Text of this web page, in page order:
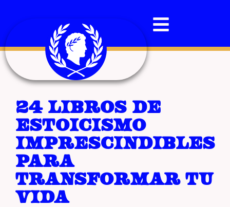
24 libros de
estoicismo
imprescindibles
para
transformar tu
vida